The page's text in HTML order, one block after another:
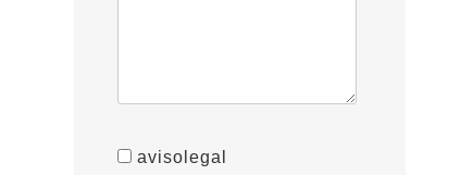
avisolegal